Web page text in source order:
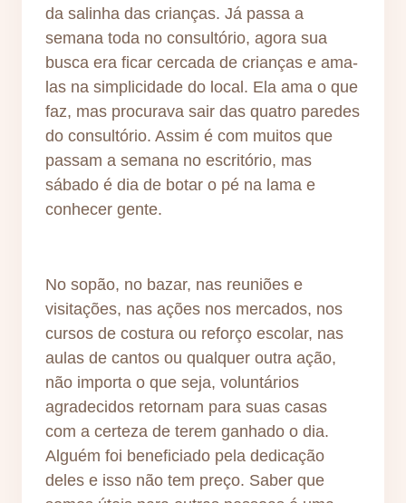
da salinha das crianças. Já passa a
semana toda no consultório, agora sua
busca era ficar cercada de crianças e ama-
las na simplicidade do local. Ela ama o que
faz, mas procurava sair das quatro paredes
do consultório. Assim é com muitos que
passam a semana no escritório, mas
sábado é dia de botar o pé na lama e
conhecer gente.
No sopão, no bazar, nas reuniões e
visitações, nas ações nos mercados, nos
cursos de costura ou reforço escolar, nas
aulas de cantos ou qualquer outra ação,
não importa o que seja, voluntários
agradecidos retornam para suas casas
com a certeza de terem ganhado o dia.
Alguém foi beneficiado pela dedicação
deles e isso não tem preço. Saber que